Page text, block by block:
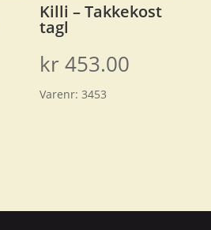
Killi – Takkekost
tagl
kr 453.00
Varenr:3453